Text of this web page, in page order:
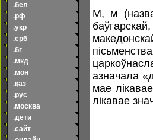
.бел
.рф
.укр
.срб
.бг
.мкд
.мон
.қаз
.рус
.москва
.дети
.сайт
М, м
азначала
мае
лікавае